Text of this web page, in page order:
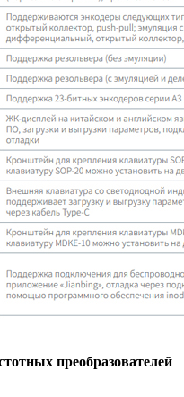
преобразователей